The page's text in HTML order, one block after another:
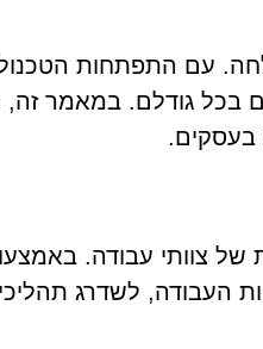
עם התפתחות
בכל גודלם. במאמר
בעסקים.
של צוותי עבודה.
העבודה, לשדרג תהליכי